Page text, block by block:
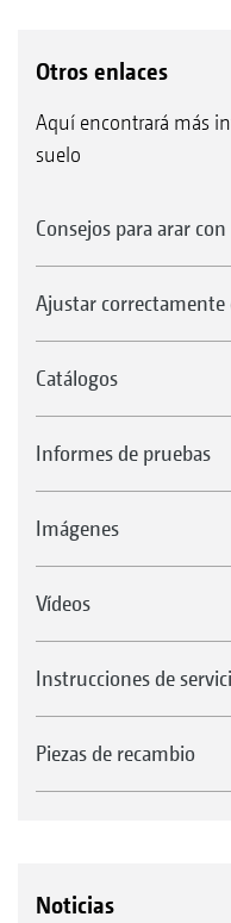
Otros enlaces
Aquí encontrará más
suelo
Consejos para arar
Ajustar
Catálogos
Informes de pruebas
Imágenes
Vídeos
Instrucciones de
Piezas de recambio
Noticias